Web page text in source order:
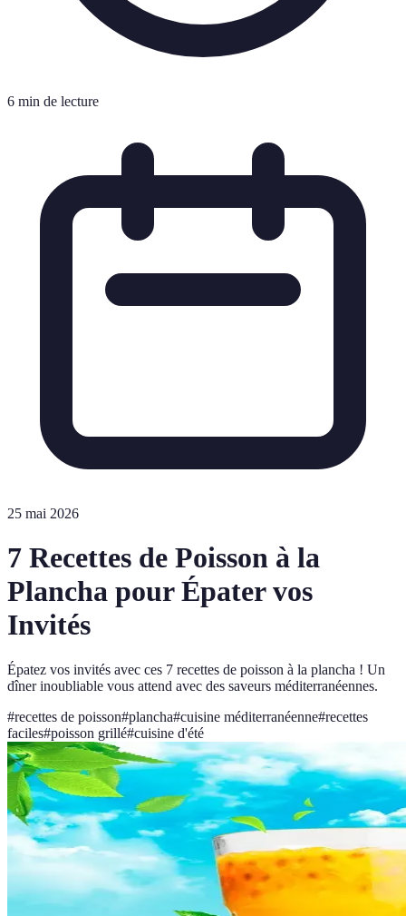
6 min de lecture
25 mai 2026
7 Recettes de Poisson à la
Plancha pour Épater vos
Invités
Épatez vos invités avec ces 7 recettes de poisson à la plancha ! Un
dîner inoubliable vous attend avec des saveurs méditerranéennes.
#recettes de poisson#plancha#cuisine méditerranéenne#recettes
faciles#poisson grillé#cuisine d'été